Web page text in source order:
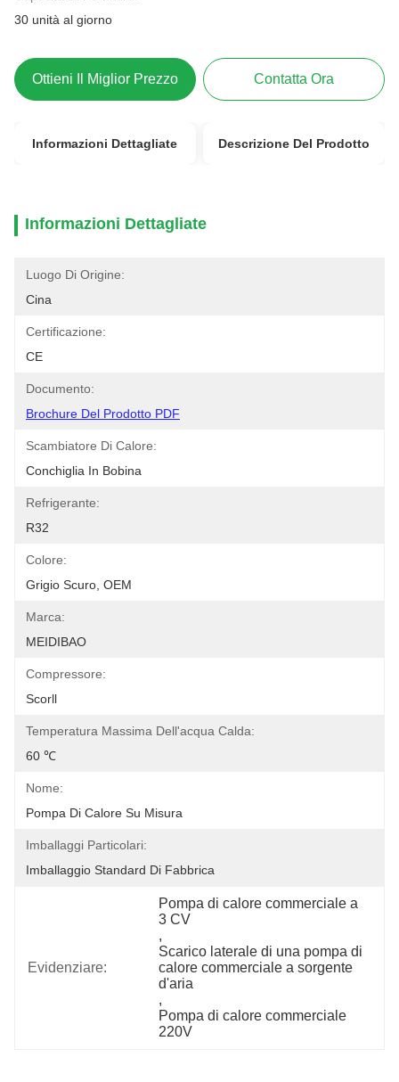
30 unità al giorno
Ottieni Il Miglior Prezzo Contatta Ora
Informazioni Dettagliate Descrizione Del Prodotto
Informazioni Dettagliate
Luogo Di Origine:
Cina
Certificazione:
CE
Documento:
Brochure Del Prodotto PDF
Scambiatore Di Calore:
Conchiglia In Bobina
Refrigerante:
R32
Colore:
Grigio Scuro, OEM
Marca:
MEIDIBAO
Compressore:
Scorll
Temperatura Massima Dell'acqua Calda:
60 ℃
Nome:
Pompa Di Calore Su Misura
Imballaggi Particolari:
Imballaggio Standard Di Fabbrica
Evidenziare:
Pompa di calore commerciale a
3 CV
,
Scarico laterale di una pompa di
calore commerciale a sorgente
d'aria
,
Pompa di calore commerciale
220V